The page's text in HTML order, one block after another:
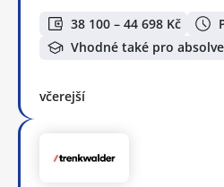
38 100 – 44 698 Kč
Vhodné také pro
včerejší